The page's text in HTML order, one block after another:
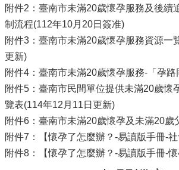
附件2：臺南市未滿20歲懷孕服務及後續
制流程(112年10月20日簽准)
附件3：臺南市未滿20歲懷孕服務資源一
更新)
附件4：臺南市未滿20歲懷孕服務-「孕路
附件5：臺南市民間單位提供未滿20歲懷
覽表(114年12月11日更新)
附件6：臺南市未滿20歲懷孕及未滿20歲
附件7：【懷孕了怎麼辦？-易讀版手冊-社
附件8：【懷孕了怎麼辦？-易讀版手冊-懷